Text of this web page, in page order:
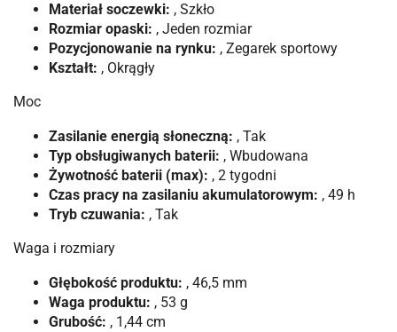
Materiał soczewki: , Szkło
Rozmiar opaski: , Jeden rozmiar
Pozycjonowanie na rynku: , Zegarek sportowy
Kształt: , Okrągły
Moc
Zasilanie energią słoneczną: , Tak
Typ obsługiwanych baterii: , Wbudowana
Żywotność baterii (max): , 2 tygodni
Czas pracy na zasilaniu akumulatorowym: , 49 h
Tryb czuwania: , Tak
Waga i rozmiary
Głębokość produktu: , 46,5 mm
Waga produktu: , 53 g
Grubość: , 1,44 cm